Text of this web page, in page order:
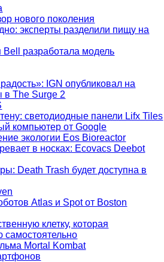
нового поколения
эксперты разделили пищу на
Bell разработала модель
IGN опубликовал на
в The Surge 2
светодиодные панели Lifx Tiles
компьютер от Google
экологии Eos Bioreactor
в носках: Ecovacs Deebot
Death Trash будет доступна в
Atlas и Spot от Boston
клетку, которая
самостоятельно
Mortal Kombat